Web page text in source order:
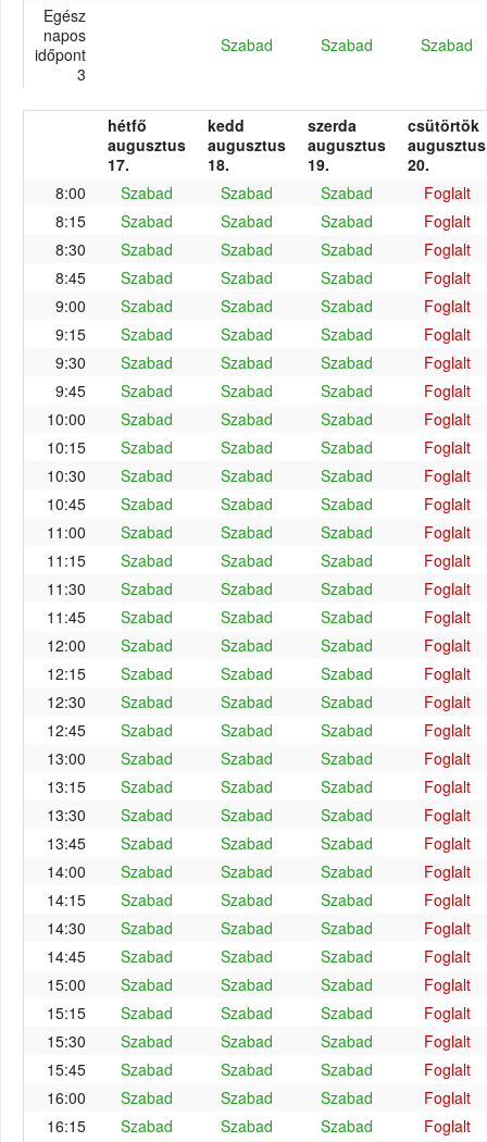
Egész
napos
időpont
3
Szabad Szabad Szabad
hétfő
augusztus
17.
kedd
augusztus
18.
szerda
augusztus
19.
csütörtök
augusztus
20.
8:00
Szabad Szabad Szabad
Foglalt
8:15
Szabad Szabad Szabad
Foglalt
8:30
Szabad Szabad Szabad
Foglalt
8:45
Szabad Szabad Szabad
Foglalt
9:00
Szabad Szabad Szabad
Foglalt
9:15
Szabad Szabad Szabad
Foglalt
9:30
Szabad Szabad Szabad
Foglalt
9:45
Szabad Szabad Szabad
Foglalt
10:00
Szabad Szabad Szabad
Foglalt
10:15
Szabad Szabad Szabad
Foglalt
10:30
Szabad Szabad Szabad
Foglalt
10:45
Szabad Szabad Szabad
Foglalt
11:00
Szabad Szabad Szabad
Foglalt
11:15
Szabad Szabad Szabad
Foglalt
11:30
Szabad Szabad Szabad
Foglalt
11:45
Szabad Szabad Szabad
Foglalt
12:00
Szabad Szabad Szabad
Foglalt
12:15
Szabad Szabad Szabad
Foglalt
12:30
Szabad Szabad Szabad
Foglalt
12:45
Szabad Szabad Szabad
Foglalt
13:00
Szabad Szabad Szabad
Foglalt
13:15
Szabad Szabad Szabad
Foglalt
13:30
Szabad Szabad Szabad
Foglalt
13:45
Szabad Szabad Szabad
Foglalt
14:00
Szabad Szabad Szabad
Foglalt
14:15
Szabad Szabad Szabad
Foglalt
14:30
Szabad Szabad Szabad
Foglalt
14:45
Szabad Szabad Szabad
Foglalt
15:00
Szabad Szabad Szabad
Foglalt
15:15
Szabad Szabad Szabad
Foglalt
15:30
Szabad Szabad Szabad
Foglalt
15:45
Szabad Szabad Szabad
Foglalt
16:00
Szabad Szabad Szabad
Foglalt
16:15
Szabad Szabad Szabad Foglalt